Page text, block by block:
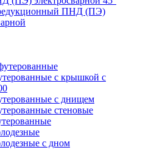
ПНД (ПЭ)
с крышкой с
с днищем
стеновые
с дном